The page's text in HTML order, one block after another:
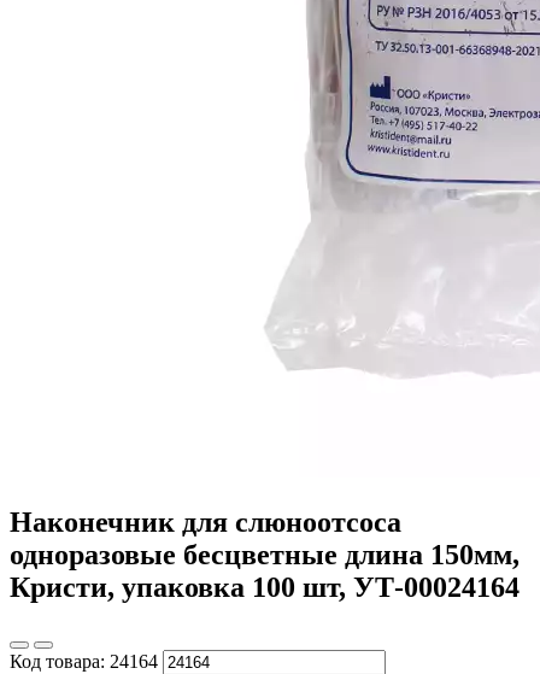
Наконечник для слюноотсоса
одноразовые бесцветные длина 150мм,
Кристи, упаковка 100 шт, УТ-00024164
Код товара: 24164